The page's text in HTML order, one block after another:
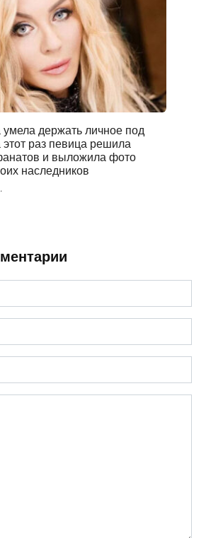
умела держать личное под
раз певица решила
и выложила фото
наследников